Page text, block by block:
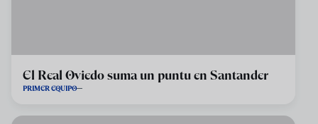
El Real Oviedo suma un puntu en Santander
PRIMER EQUIPO